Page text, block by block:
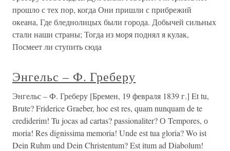
прошло с тех пор, когда Они пришли с прибрежий
океана, Где бледнолицых были города. Добычей сильных
стали наши страны; Тогда из моря поднял я кулак,
Посмеет ли ступить сюда
Энгельс – Ф. Греберу
Энгельс – Ф. Греберу [Бремен, 19 февраля 1839 г.] Et tu,
Brute? Friderice Graeber, hoc est res, quam nunquam de te
crediderim! Tu jocas ad cartas? passionaliter? О Tempores, о
moria! Res dignissima memoria! Unde est tua gloria? Wo ist
Dein Ruhm und Dein Christentum? Est itum ad Diabolum!